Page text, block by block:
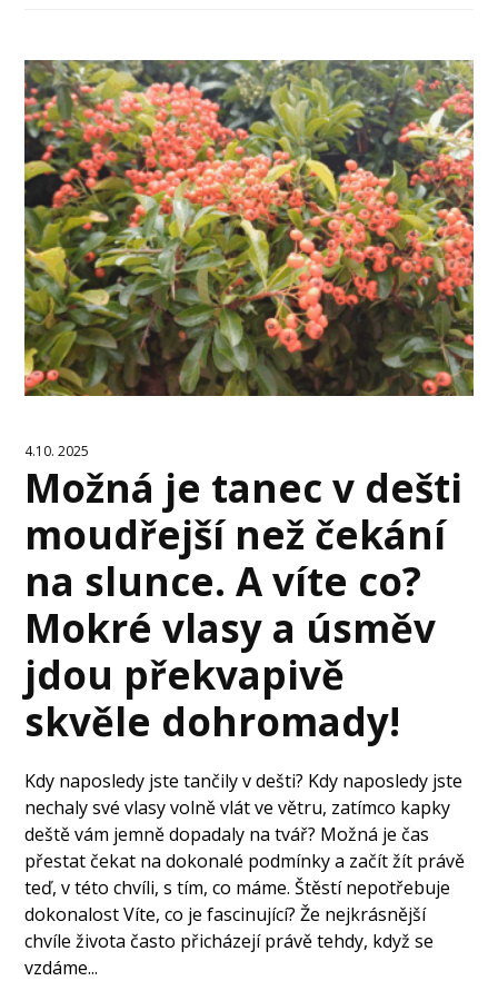
4.10. 2025
Možná je tanec v dešti
moudřejší než čekání
na slunce. A víte co?
Mokré vlasy a úsměv
jdou překvapivě
skvěle dohromady!
Kdy naposledy jste tančily v dešti? Kdy naposledy jste
nechaly své vlasy volně vlát ve větru, zatímco kapky
deště vám jemně dopadaly na tvář? Možná je čas
přestat čekat na dokonalé podmínky a začít žít právě
teď, v této chvíli, s tím, co máme. Štěstí nepotřebuje
dokonalost Víte, co je fascinující? Že nejkrásnější
chvíle života často přicházejí právě tehdy, když se
vzdáme...